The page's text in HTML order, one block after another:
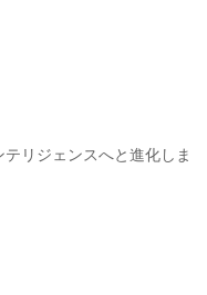
リジェンスへと進化しま